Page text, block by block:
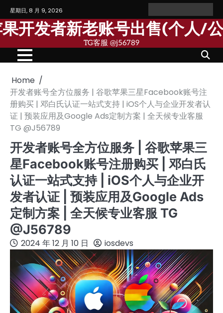
Skip
to
content
星期日, 8 月 9, 2026
AccountAccount
果
个
人
果
公
司
发
者
开发者新老账号出售(个人/
TG客服 @j56789
Home
开发者账号全方位服务 | 谷歌苹果三星Facebook账号注
册购买 | 邓白氏认证一站式支持 | iOS个人与企业开发者认
证 | 预装应用及Google Ads定制方案 | 全天候专业客服
TG @J56789
开发者账号全方位服务 | 谷歌苹果三
星Facebook账号注册购买 | 邓白氏
认证一站式支持 | iOS个人与企业开
发者认证 | 预装应用及Google Ads
定制方案 | 全天候专业客服 TG
@J56789
2024 年 12 月 10 日 iosdevs